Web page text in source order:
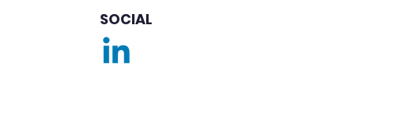
SOCIAL